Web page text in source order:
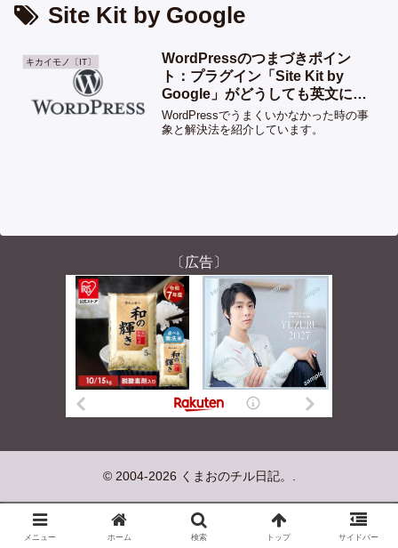
Site Kit by Google
キカイモノ〔IT〕
WordPressのつまづきポイン
ト：プラグイン「Site Kit by
Google」がどうしても英文に戻
る件
WordPressでうまくいかなかった時の事
象と解決法を紹介しています。
〔広告〕
© 2004-2026 くまおのチル日記。.
メニュー ホーム 検索 トップ サイドバー